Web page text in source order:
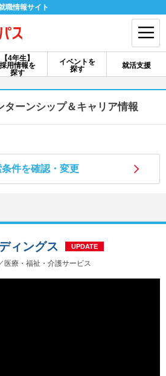
職情報サイト
【4年生】
採用情報を
探す
イベントを
探す
就活支援
ログイン
会員ID・パスワードを忘れた方はこちら
【4年生】
【1～3年生】
スカウト お知らせ
ート
ターンシップ＆キャリア情報
件を確認・変更
医療・福祉・介護サービス
ィングス UPDATE